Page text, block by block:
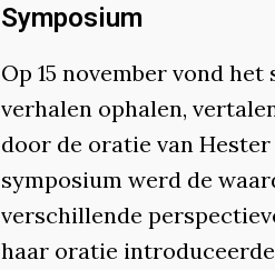
Symposium
Op 15 november vond
verhalen ophalen,
door de oratie van
symposium werd de
verschillende
haar oratie